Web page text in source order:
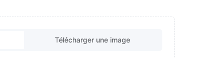
Télécharger une image